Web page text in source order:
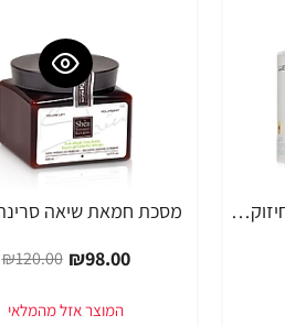
אמפולות אנטי סקפטי - לחיזוק שורשי השיער סרינה קיי נגד נשירה Unique Pro - מבית Saryna Key
-18%
₪98.00
₪120.00